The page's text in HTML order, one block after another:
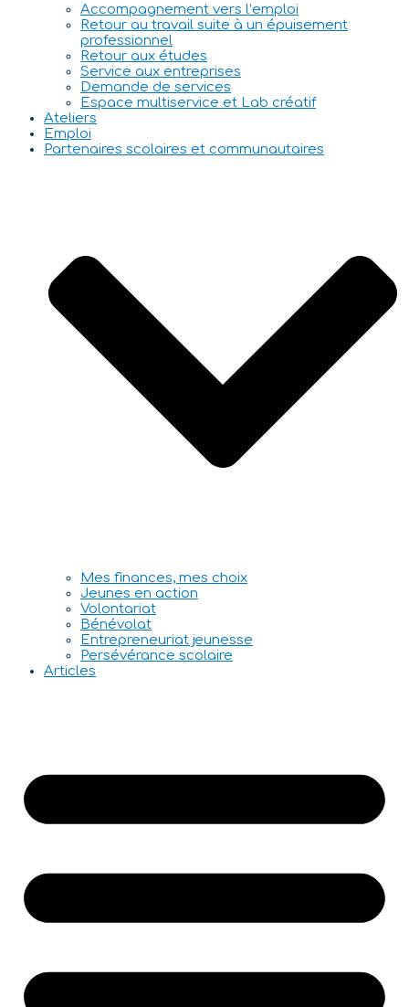
Accompagnement vers l’emploi
Retour au travail suite à un épuisement
professionnel
Retour aux études
Service aux entreprises
Demande de services
Espace multiservice et Lab créatif
Ateliers
Emploi
Partenaires scolaires et communautaires
Mes finances, mes choix
Jeunes en action
Volontariat
Bénévolat
Entrepreneuriat jeunesse
Persévérance scolaire
Articles